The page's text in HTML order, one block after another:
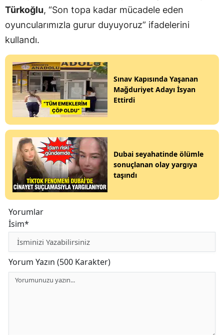
Türkoğlu, “Son topa kadar mücadele eden
oyuncularımızla gurur duyuyoruz” ifadelerini
kullandı.
Sınav Kapısında Yaşanan
Mağduriyet Adayı İsyan
Ettirdi
Dubai seyahatinde ölümle
sonuçlanan olay yargıya
taşındı
Yorumlar
İsim*
Yorum Yazın (500 Karakter)